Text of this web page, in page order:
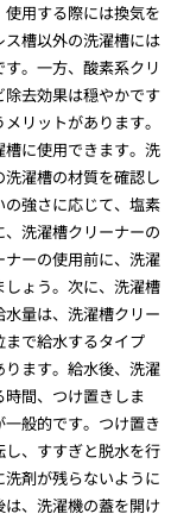
用する際には換気を
槽以外の洗濯槽には
。一方、酸素系クリ
去効果は穏やかです
リットがあります。
に使用できます。洗
濯槽の材質を確認し
強さに応じて、塩素
洗濯槽クリーナーの
ーの使用前に、洗濯
ょう。次に、洗濯槽
量は、洗濯槽クリー
で給水するタイプ
ます。給水後、洗濯
間、つけ置きしま
般的です。つけ置き
、すすぎと脱水を行
剤が残らないように
、洗濯機の蓋を開け